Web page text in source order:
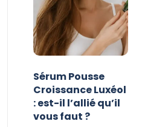
Sérum Pousse
Croissance Luxéol
: est-il l’allié qu’il
vous faut ?